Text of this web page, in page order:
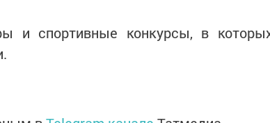
и спортивные конкурсы, в